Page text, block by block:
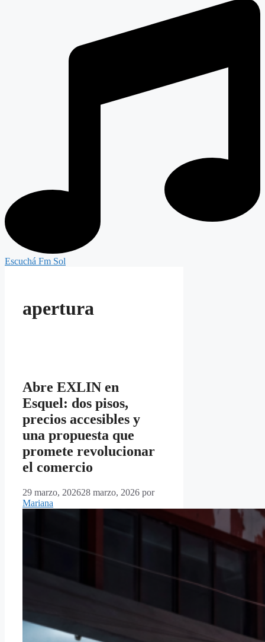
Escuchá Fm Sol
apertura
Abre EXLIN en
Esquel: dos pisos,
precios accesibles y
una propuesta que
promete revolucionar
el comercio
29 marzo, 202628 marzo, 2026 por
Mariana